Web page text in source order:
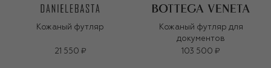
Кожаный футляр
21 550 ₽
Кожаный футляр для
документов
103 500 ₽